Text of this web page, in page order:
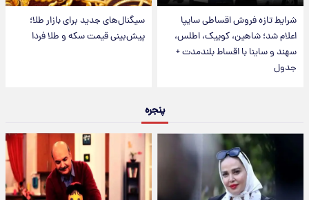
شرایط تازه فروش اقساطی سایپا
اعلام شد؛ شاهین، کوییک، اطلس،
سهند و ساینا با اقساط بلندمدت +
جدول
سیگنال‌های جدید برای بازار طلا؛
پیش‌بینی قیمت سکه و طلا فردا
پنجره